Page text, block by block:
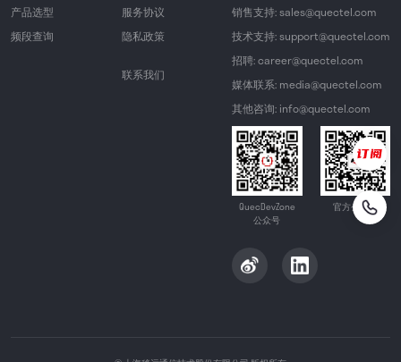
产品选型
频段查询
服务协议
隐私政策
联系我们
销售支持: sales@quectel.com
技术支持: support@quectel.com
招聘: career@quectel.com
媒体联系: media@quectel.com
其他咨询: info@quectel.com
QuecDevZone
公众号
官方公众号